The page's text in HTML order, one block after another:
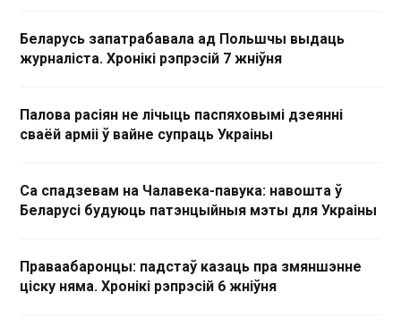
Беларусь запатрабавала ад Польшчы выдаць
журналіста. Хронікі рэпрэсій 7 жніўня
Палова расіян не лічыць паспяховымі дзеянні
сваёй арміі ў вайне супраць Украіны
Са спадзевам на Чалавека-павука: навошта ў
Беларусі будуюць патэнцыйныя мэты для Украіны
Праваабаронцы: падстаў казаць пра змяншэнне
ціску няма. Хронікі рэпрэсій 6 жніўня